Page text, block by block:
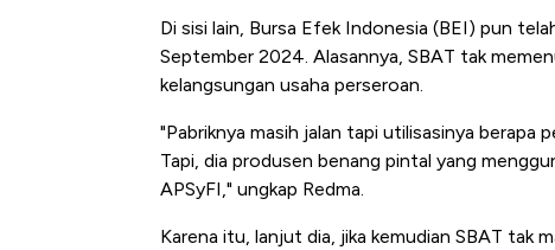
Di sisi lain, Bursa Efek Indonesia (BEI) pun
September 2024. Alasannya, SBAT tak
kelangsungan usaha perseroan.
"Pabriknya masih jalan tapi utilisasinya berapa
Tapi, dia produsen benang pintal yang
APSyFI," ungkap Redma.
Karena itu, lanjut dia, jika kemudian SBAT tak